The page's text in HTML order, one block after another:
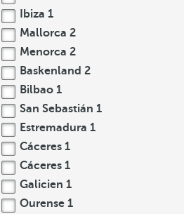
Ibiza 1
Mallorca 2
Menorca 2
Baskenland 2
Bilbao 1
San Sebastián 1
Estremadura 1
Cáceres 1
Cáceres 1
Galicien 1
Ourense 1